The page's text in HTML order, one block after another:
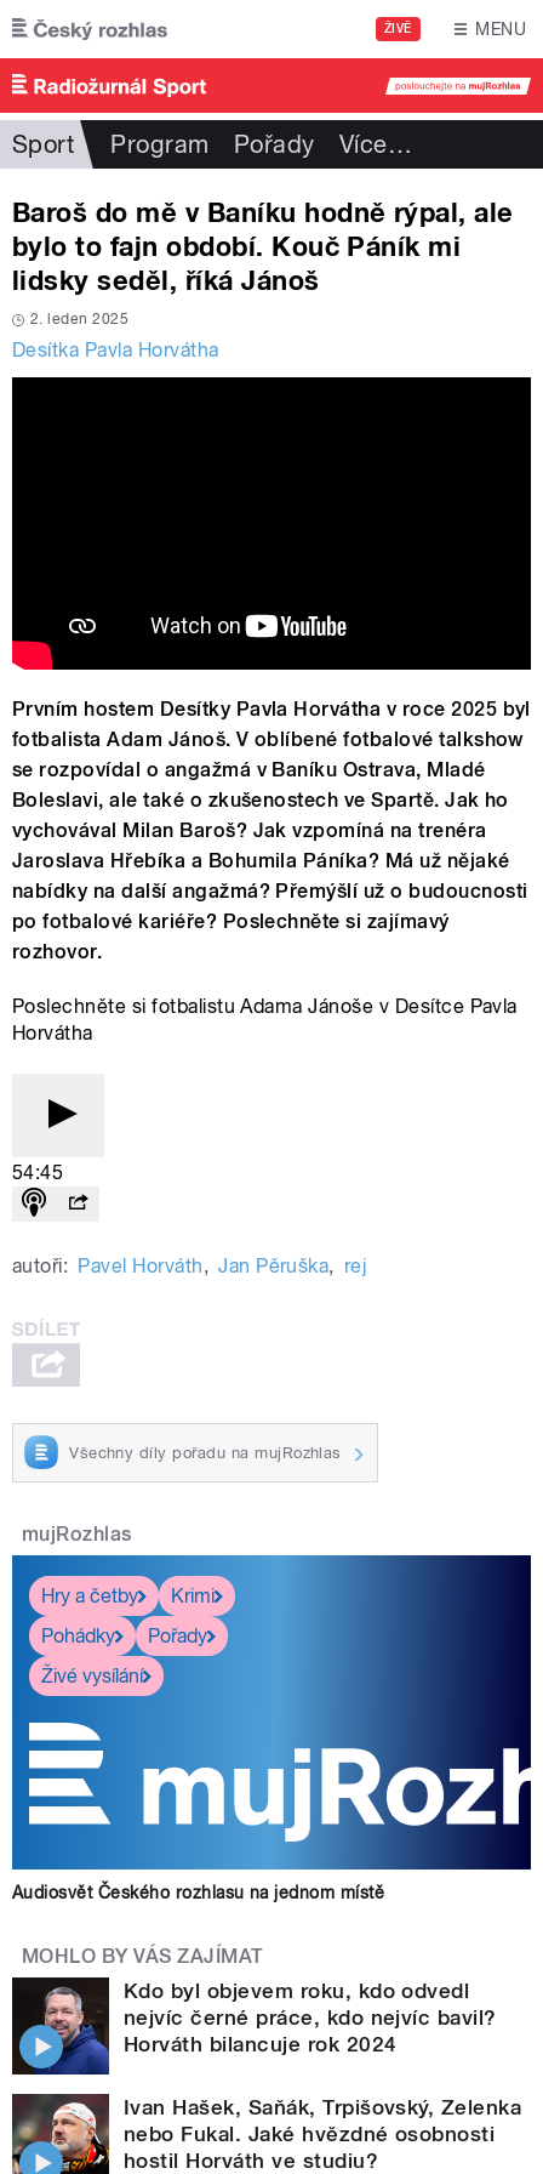
Přejít k hlavnímu obsahu
ŽIVĚ MENU
Sport Program Pořady Více…
Baroš do mě v Baníku hodně rýpal, ale
bylo to fajn období. Kouč Páník mi
lidsky seděl, říká Jánoš
2. leden 2025
Desítka Pavla Horvátha
Prvním hostem Desítky Pavla Horvátha v roce 2025 byl
fotbalista Adam Jánoš. V oblíbené fotbalové talkshow
se rozpovídal o angažmá v Baníku Ostrava, Mladé
Boleslavi, ale také o zkušenostech ve Spartě. Jak ho
vychovával Milan Baroš? Jak vzpomíná na trenéra
Jaroslava Hřebíka a Bohumila Páníka? Má už nějaké
nabídky na další angažmá? Přemýšlí už o budoucnosti
po fotbalové kariéře? Poslechněte si zajímavý
rozhovor.
Poslechněte si fotbalistu Adama Jánoše v Desítce Pavla
Horvátha
54:45
autoři: Pavel Horváth, Jan Pěruška, rej
Všechny díly pořadu na mujRozhlas
mujRozhlas
Hry a četby
Krimi
Pohádky
Pořady
Živé vysílání
Audiosvět Českého rozhlasu na jednom místě
MOHLO BY VÁS ZAJÍMAT
Kdo byl objevem roku, kdo odvedl
nejvíc černé práce, kdo nejvíc bavil?
Horváth bilancuje rok 2024
Ivan Hašek, Saňák, Trpišovský, Zelenka
nebo Fukal. Jaké hvězdné osobnosti
hostil Horváth ve studiu?